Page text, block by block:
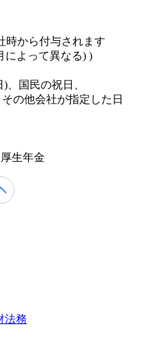
時から付与されます
によって異なる) )
、国⺠の祝日、
の他会社が指定した日
生年金
法務